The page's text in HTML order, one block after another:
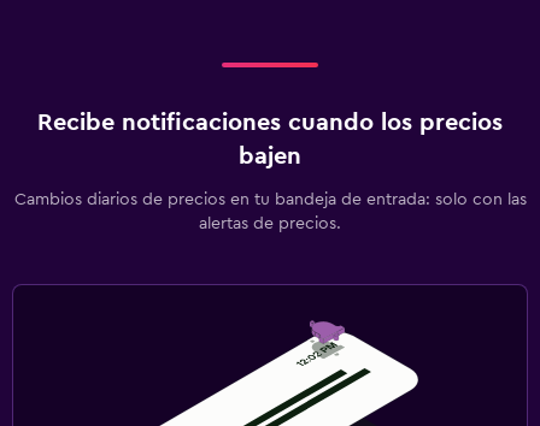
Recibe notificaciones cuando los precios
bajen
Cambios diarios de precios en tu bandeja de entrada: solo con las
alertas de precios.